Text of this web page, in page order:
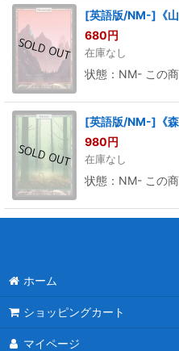
[英語版/NM-]《
680円
在庫なし
状態：NM- この商
[英語版/NM-]《
980円
在庫なし
状態：NM- この商
ホーム
ショッピングカート
マイページ